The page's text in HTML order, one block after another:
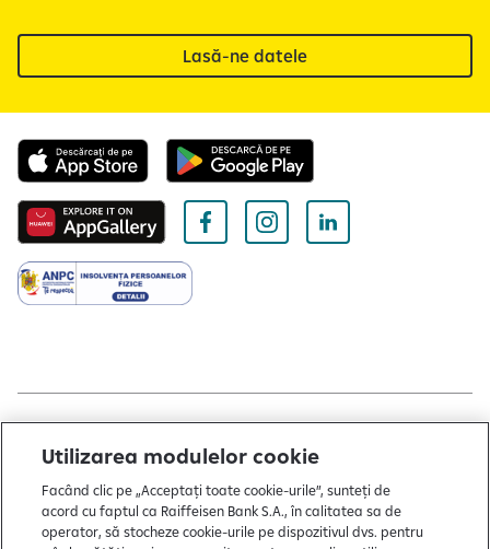
Lasă-ne datele
Despre noi
Termeni și condiții
Utilizarea modulelor cookie
Facând clic pe „Acceptați toate cookie-urile”, sunteți de
acord cu faptul ca Raiffeisen Bank S.A., în calitatea sa de
operator, să stocheze cookie-urile pe dispozitivul dvs. pentru